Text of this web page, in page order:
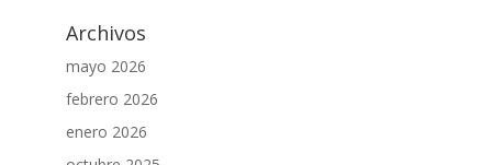
Archivos
mayo 2026
febrero 2026
enero 2026